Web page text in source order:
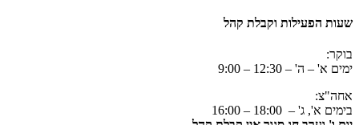
שעות הפעילות וקבלת קהל
בוקר:
ימים א' – ה' – 12:30 – 9:00
אחה"צ:
בימים א', ג' – 18:00 – 16:00